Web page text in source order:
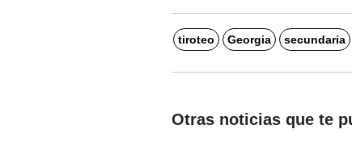
tiroteo Georgia secundaria
Otras noticias que te